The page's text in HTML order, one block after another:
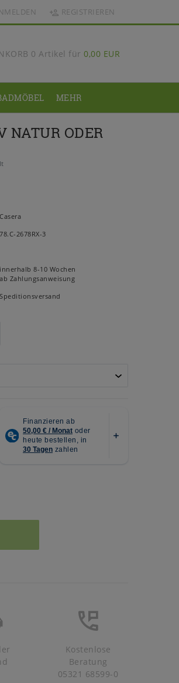
REGISTRIEREN
0 Artikel für 0,00 EUR
MEHR
NATUR ODER
Casera
78.C-2678RX-3
innerhalb 8-10 Wochen
ab Zahlungsanweisung
Speditionsversand
Kostenlose
Beratung
05321 68599-0